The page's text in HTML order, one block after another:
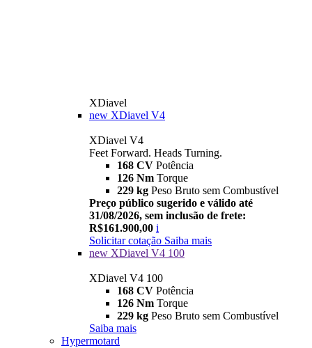
XDiavel
new XDiavel V4
XDiavel V4
Feet Forward. Heads Turning.
168 CV Potência
126 Nm Torque
229 kg Peso Bruto sem Combustível
Preço público sugerido e válido até
31/08/2026, sem inclusão de frete:
R$161.900,00 i
Solicitar cotação Saiba mais
new XDiavel V4 100
XDiavel V4 100
168 CV Potência
126 Nm Torque
229 kg Peso Bruto sem Combustível
Saiba mais
Hypermotard